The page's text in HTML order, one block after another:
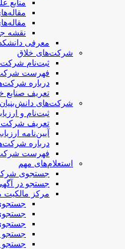
منابع
نقشه
معرفی
شرکت‌های خلاق
ثبت‌نام
فهرست
درباره
تعریف صنایع
شرکت‌های دانش‌بنیان
ثبت‌نام و
تعریف شرکت
آیین‌نامه
درباره
فهرست
استعلام‌های مهم
جستجوی
جستجو در
مرکز مالکیت
جستجو
جستجو